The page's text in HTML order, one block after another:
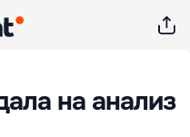
на анализ